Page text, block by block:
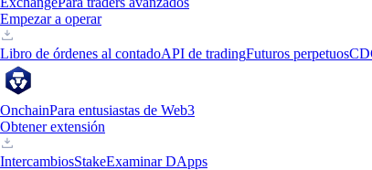
Empezar a operar
Libro de órdenes al contadoAPI de tradingFuturos perpetuos
OnchainPara entusiastas de Web3
Obtener extensión
IntercambiosStakeExaminar DApps